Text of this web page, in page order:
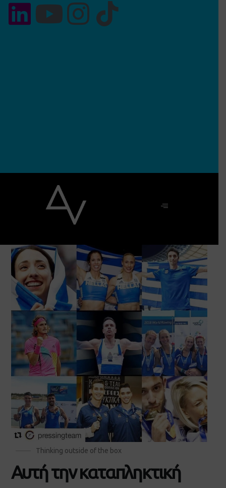
Thinking outside of the box
Αυτή την καταπληκτική